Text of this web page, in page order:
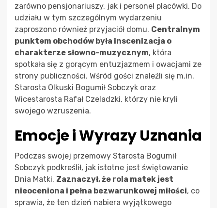
zarówno pensjonariuszy, jak i personel placówki. Do
udziału w tym szczególnym wydarzeniu
zaproszono również przyjaciół domu. Centralnym
punktem obchodów była inscenizacja o
charakterze słowno-muzycznym, która
spotkała się z gorącym entuzjazmem i owacjami ze
strony publiczności. Wśród gości znaleźli się m.in.
Starosta Olkuski Bogumił Sobczyk oraz
Wicestarosta Rafał Czeladzki, którzy nie kryli
swojego wzruszenia.
Emocje i Wyrazy Uznania
Podczas swojej przemowy Starosta Bogumił
Sobczyk podkreślił, jak istotne jest świętowanie
Dnia Matki. Zaznaczył, że rola matek jest
nieoceniona i pełna bezwarunkowej miłości, co
sprawia, że ten dzień nabiera wyjątkowego